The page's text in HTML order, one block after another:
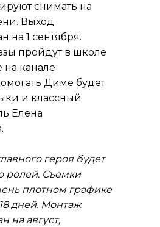
снимать на
Выход
на 1 сентября.
пройдут в школе
на канале
Диме будет
и классный
Елена
героя будет
ролей. Съемки
плотном графике
дней. Монтаж
на август,